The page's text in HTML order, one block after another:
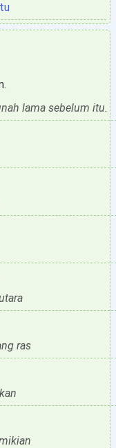
lama sebelum itu.
ras